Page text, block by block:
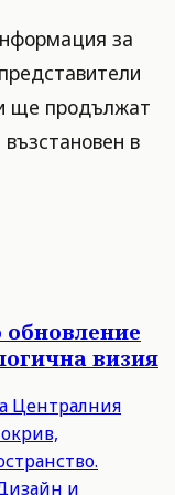
за
ще продължат
в
визия
Централния
и